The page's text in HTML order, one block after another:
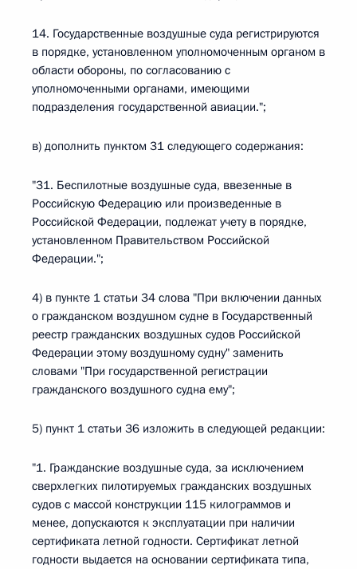
14. Государственные воздушные суда регистрируются
в порядке, установленном уполномоченным органом в
области обороны, по согласованию с
уполномоченными органами, имеющими
подразделения государственной авиации.";
в) дополнить пунктом 31 следующего содержания:
"31. Беспилотные воздушные суда, ввезенные в
Российскую Федерацию или произведенные в
Российской Федерации, подлежат учету в порядке,
установленном Правительством Российской
Федерации.";
4) в пункте 1 статьи 34 слова "При включении данных
о гражданском воздушном судне в Государственный
реестр гражданских воздушных судов Российской
Федерации этому воздушному судну" заменить
словами "При государственной регистрации
гражданского воздушного судна ему";
5) пункт 1 статьи 36 изложить в следующей редакции:
"1. Гражданские воздушные суда, за исключением
сверхлегких пилотируемых гражданских воздушных
судов с массой конструкции 115 килограммов и
менее, допускаются к эксплуатации при наличии
сертификата летной годности. Сертификат летной
годности выдается на основании сертификата типа,